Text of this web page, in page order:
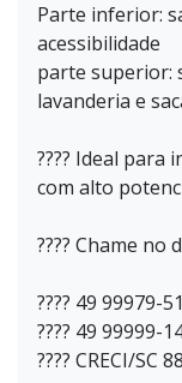
Parte inferior:
acessibilidade
parte superior:
lavanderia e
???? Ideal
com alto
???? Chame
???? 49 99979-
???? 49 99999-
???? CRECI/SC